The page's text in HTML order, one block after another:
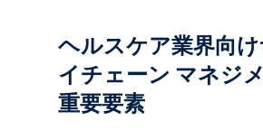
ヘルスケア業界向
イチェーン マネジ
重要要素